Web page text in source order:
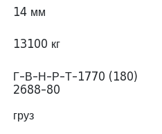
14 мм
13100 кг
Г-В-Н-Р-Т-1770 (180)
2688-80
груз